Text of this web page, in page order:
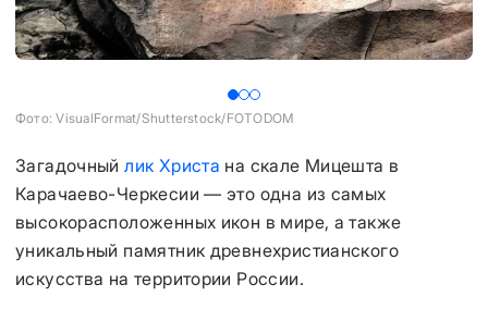
Фото: VisualFormat/Shutterstock/FOTODOM
Загадочныйлик Христа на скале Мицешта в
Карачаево-Черкесии — это одна из самых
высокорасположенных икон в мире, а также
уникальный памятник древнехристианского
искусства на территории России.